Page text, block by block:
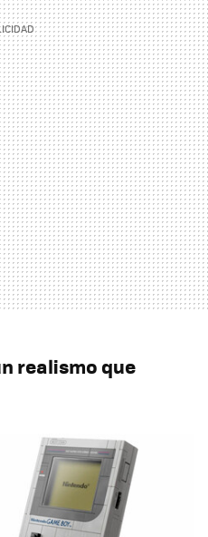
realismo que